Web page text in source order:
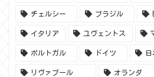
チェルシー ブラジル
イタリア ユヴェントス
ポルトガル ドイツ 日
リヴァプール オランダ